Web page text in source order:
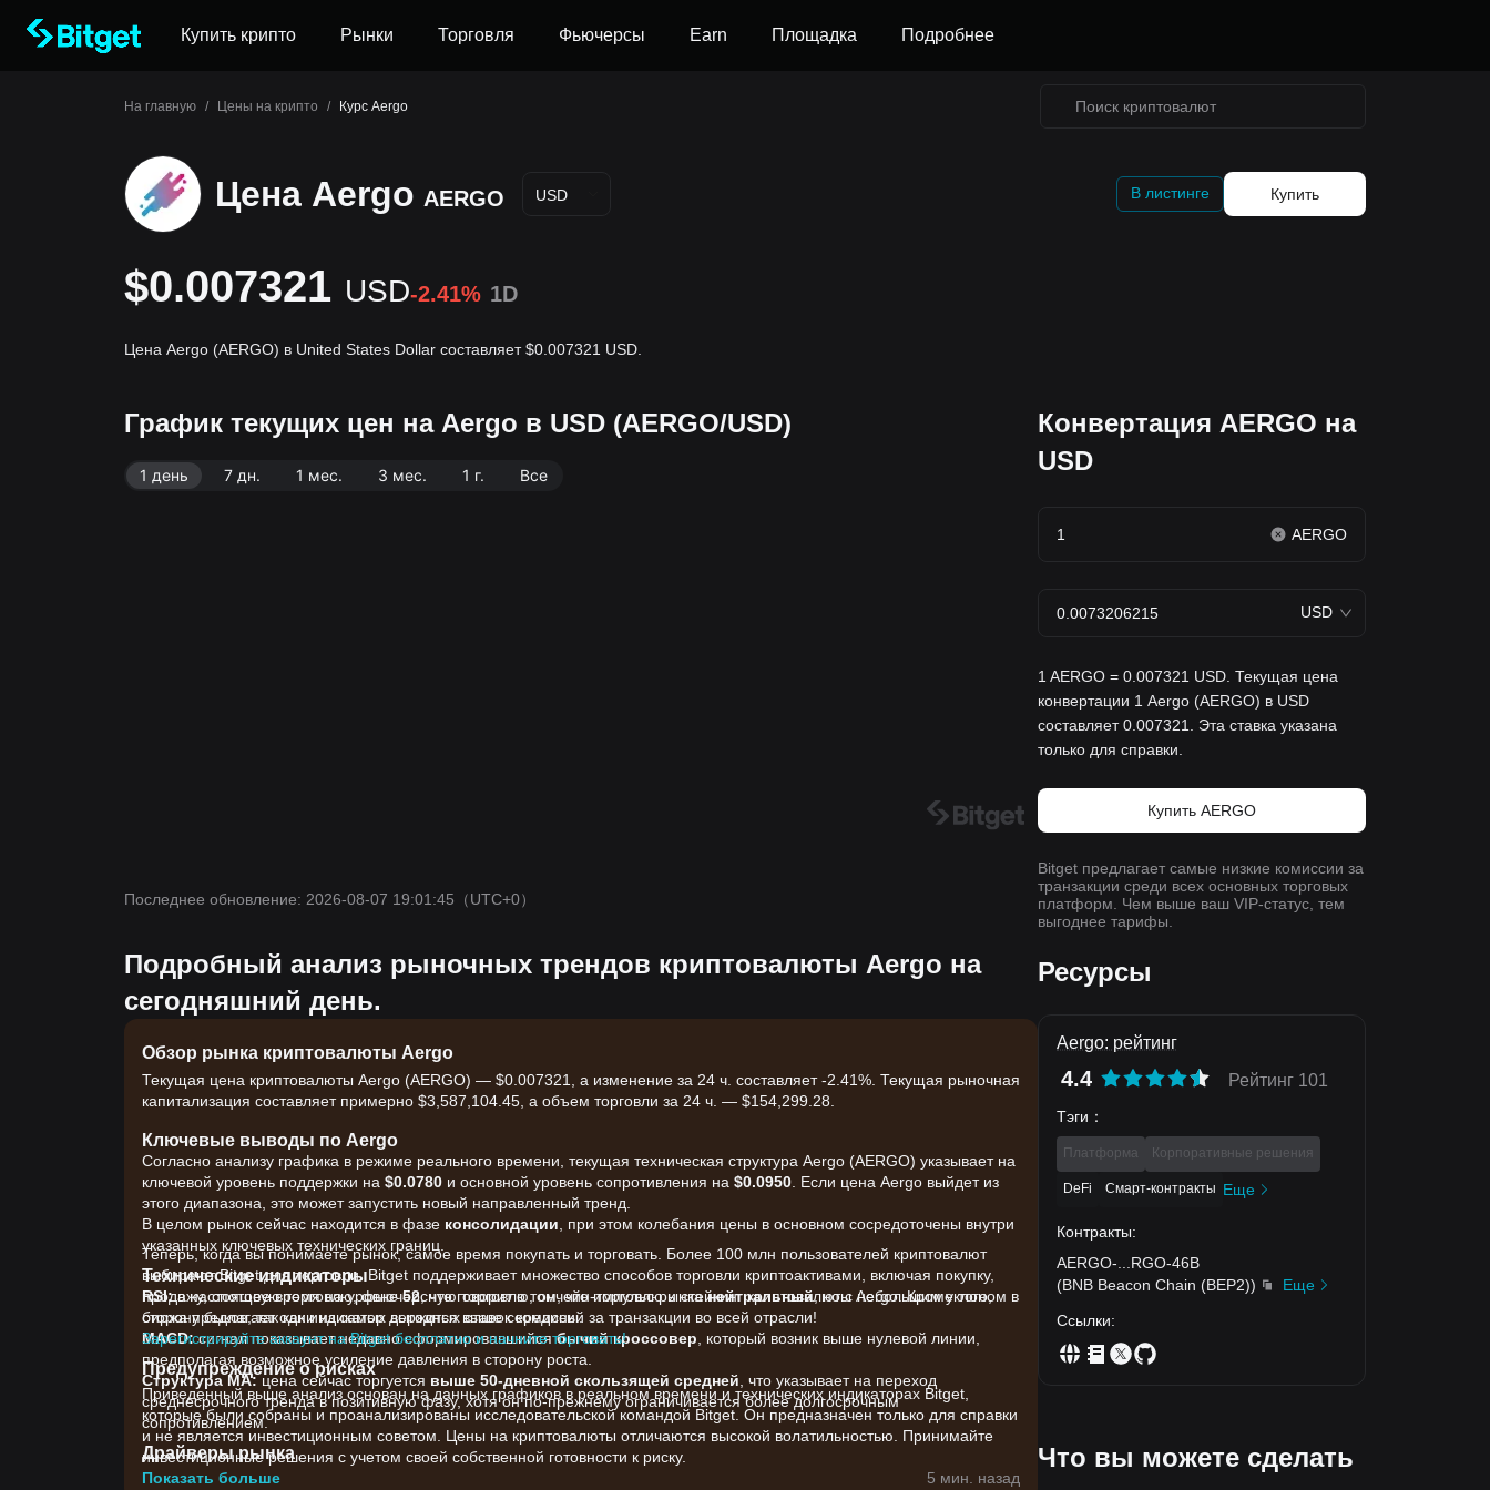
Купить крипто Рынки Торговля Фьючерсы Earn Площадка Подробнее
На главную / Цены на крипто / Курс Aergo
Цена Aergo AERGO USD В листинге Купить
$0.007321 USD-2.41% 1D
Цена Aergo (AERGO) в United States Dollar составляет $0.007321 USD.
График текущих цен на Aergo в USD (AERGO/USD)
1 день 7 дн. 1 мес. 3 мес. 1 г. Все
Последнее обновление: 2026-08-07 19:01:45 （UTC+0）
Подробный анализ рыночных трендов криптовалюты Aergo на
сегодняшний день.
Обзор рынка криптовалюты Aergo
Текущая цена криптовалюты Aergo (AERGO) — $0.007321, а изменение за 24 ч. составляет -2.41%. Текущая рыночная
капитализация составляет примерно $3,587,104.45, а объем торговли за 24 ч. — $154,299.28.
Ключевые выводы по Aergo
Согласно анализу графика в режиме реального времени, текущая техническая структура Aergo (AERGO) указывает на
ключевой уровень поддержки на $0.0780 и основной уровень сопротивления на $0.0950 . Если цена Aergo выйдет из
этого диапазона, это может запустить новый направленный тренд.
В целом рынок сейчас находится в фазе консолидации , при этом колебания цены в основном сосредоточены внутри
указанных ключевых технических границ.
Технические индикаторы
RSI:в настоящее время на уровне52, что говорит о том, что импульс рынканейтральный, но с небольшим уклоном в
сторону быков, так как индикатор держится выше середины.
MACD:сигнал показывает недавно сформировавшийсябычий кроссовер , который возник выше нулевой линии,
предполагая возможное усиление давления в сторону роста.
Структура MA:цена сейчас торгуется выше 50-дневной скользящей средней , что указывает на переход
среднесрочного тренда в позитивную фазу, хотя он по-прежнему ограничивается более долгосрочным
сопротивлением.
Драйверы рынка
Текущая цена Aergo и рыночная динамика в первую очередь зависят от следующих факторов:
Теперь, когда вы понимаете рынок, самое время покупать и торговать. Более 100 млн пользователей криптовалют
выбирают Bitget для торговли. Bitget поддерживает множество способов торговли криптоактивами, включая покупку,
продажу, спотовую торговлю, фьючерсную торговлю, ончейн-торговлю и стейкинг криптовалюты Aergo. Кроме того,
биржа предлагает одни из самых выгодных ставок комиссий за транзакции во всей отрасли!
Зарегистрируйте аккаунт на Bitget бесплатно и начните торговать!
Предупреждение о рисках
Приведенный выше анализ основан на данных графиков в реальном времени и технических индикаторах Bitget,
которые были собраны и проанализированы исследовательской командой Bitget. Он предназначен только для справки
и не является инвестиционным советом. Цены на криптовалюты отличаются высокой волатильностью. Принимайте
инвестиционные решения с учетом своей собственной готовности к риску.
Показать больше
5 мин. назад
Конвертация AERGO на
USD
AERGO
USD
1 AERGO = 0.007321 USD. Текущая цена
конвертации 1 Aergo (AERGO) в USD
составляет 0.007321. Эта ставка указана
только для справки.
Купить AERGO
Bitget предлагает самые низкие комиссии за
транзакции среди всех основных торговых
платформ. Чем выше ваш VIP-статус, тем
выгоднее тарифы.
Ресурсы
Aergo: рейтинг
4.4 Рейтинг 101
Тэги ：
Платформа Корпоративные решения
DeFi Смарт-контракты Еще
Контракты:
AERGO-
RGO-46B
(BNB Beacon Chain (BEP2))
Еще
Ссылки:
Что вы можете сделать